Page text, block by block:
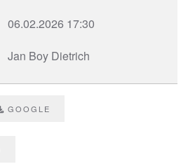
06.02.2026 17:30
Jan Boy Dietrich
GOOGLE